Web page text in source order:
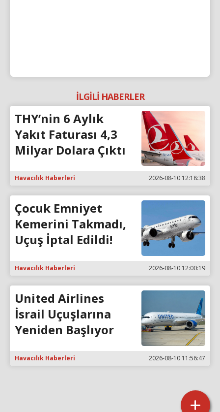
İLGİLİ HABERLER
THY’nin 6 Aylık
Yakıt Faturası 4,3
Milyar Dolara Çıktı
Havacılık Haberleri 2026-08-10 12:18:38
Çocuk Emniyet
Kemerini Takmadı,
Uçuş İptal Edildi!
Havacılık Haberleri 2026-08-10 12:00:19
United Airlines
İsrail Uçuşlarına
Yeniden Başlıyor
Havacılık Haberleri 2026-08-10 11:56:47